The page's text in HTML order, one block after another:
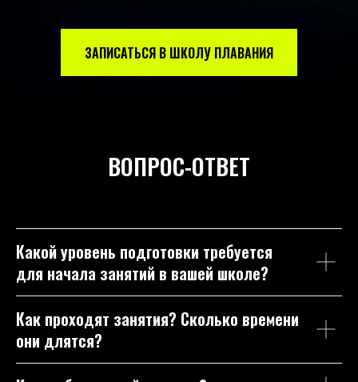
ЗАПИСАТЬСЯ В ШКОЛУ ПЛАВАНИЯ
ВОПРОС-ОТВЕТ
Какой уровень подготовки требуется
для начала занятий в вашей школе?
Как проходят занятия? Сколько времени
они длятся?